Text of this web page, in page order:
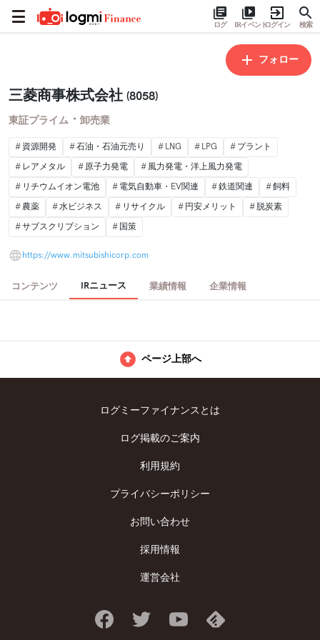
ログ IRイベントログイン 検索
フォロー
三菱商事株式会社 (8058)
東証プライム ・ 卸売業
資源開発 石油・石油元売り LNG LPG
プラント
レアメタル
原子力発電
風力発電・洋上風力発電
リチウムイオン電池
電気自動車・EV関連 鉄道関連
飼料
農薬
水ビジネス リサイクル 円安メリット
脱炭素
サブスクリプション
国策
https://www.mitsubishicorp.com
コンテンツ IRニュース 業績情報 企業情報
ページ上部へ
ログミーファイナンスとは
ログ掲載のご案内
利用規約
プライバシーポリシー
お問い合わせ
採用情報
運営会社